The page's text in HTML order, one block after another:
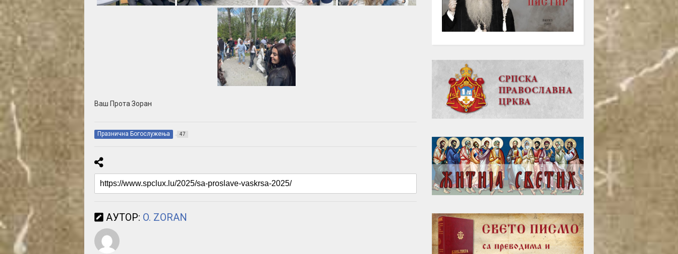
Ваш Прота Зоран
Празнична Богослужења 47
АУТОР: O. ZORAN